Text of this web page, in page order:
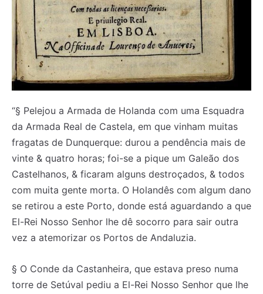
“§ Pelejou a Armada de Holanda com uma Esquadra
da Armada Real de Castela, em que vinham muitas
fragatas de Dunquerque: durou a pendência mais de
vinte & quatro horas; foi-se a pique um Galeão dos
Castelhanos, & ficaram alguns destroçados, & todos
com muita gente morta. O Holandês com algum dano
se retirou a este Porto, donde está aguardando a que
El-Rei Nosso Senhor lhe dê socorro para sair outra
vez a atemorizar os Portos de Andaluzia.
§ O Conde da Castanheira, que estava preso numa
torre de Setúval pediu a El-Rei Nosso Senhor que lhe